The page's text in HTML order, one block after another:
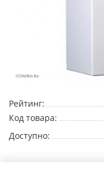
Рейтинг:
Код товара:
Доступно: